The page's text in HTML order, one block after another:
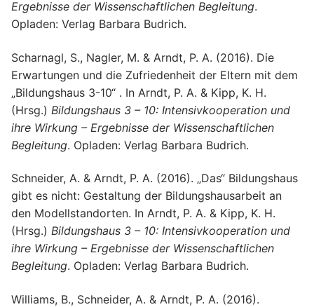
Ergebnisse der Wissenschaftlichen Begleitung.
Opladen: Verlag Barbara Budrich.
Scharnagl, S., Nagler, M. & Arndt, P. A. (2016). Die
Erwartungen und die Zufriedenheit der Eltern mit dem
„Bildungshaus 3-10“ . In Arndt, P. A. & Kipp, K. H.
(Hrsg.) Bildungshaus 3 – 10: Intensivkooperation und
ihre Wirkung – Ergebnisse der Wissenschaftlichen
Begleitung. Opladen: Verlag Barbara Budrich.
Schneider, A. & Arndt, P. A. (2016). „Das“ Bildungshaus
gibt es nicht: Gestaltung der Bildungshausarbeit an
den Modellstandorten. In Arndt, P. A. & Kipp, K. H.
(Hrsg.) Bildungshaus 3 – 10: Intensivkooperation und
ihre Wirkung – Ergebnisse der Wissenschaftlichen
Begleitung. Opladen: Verlag Barbara Budrich.
Williams, B., Schneider, A. & Arndt, P. A. (2016).